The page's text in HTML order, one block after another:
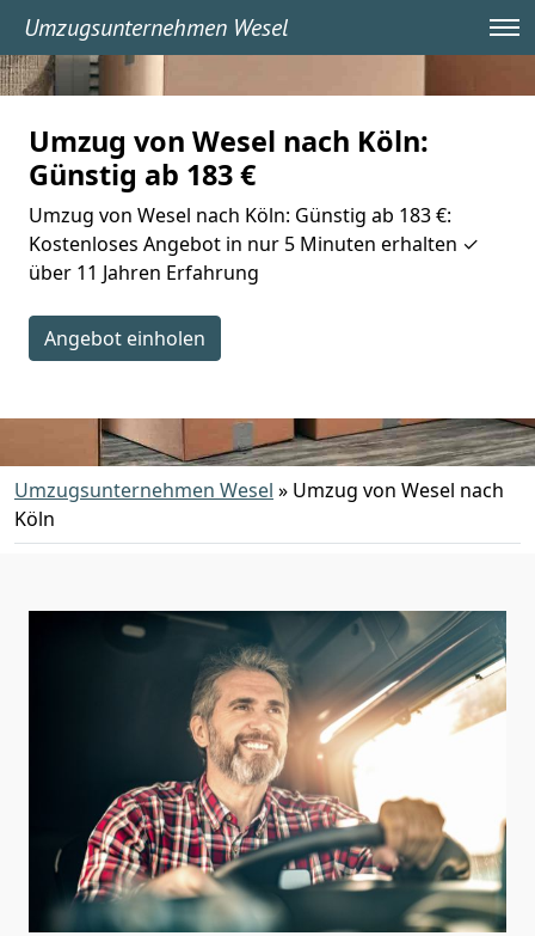
Umzugsunternehmen Wesel
Umzug von Wesel nach Köln:
Günstig ab 183 €
Umzug von Wesel nach Köln: Günstig ab 183 €:
Kostenloses Angebot in nur 5 Minuten erhalten ✓
über 11 Jahren Erfahrung
Angebot einholen
Umzugsunternehmen Wesel » Umzug von Wesel nach
Köln